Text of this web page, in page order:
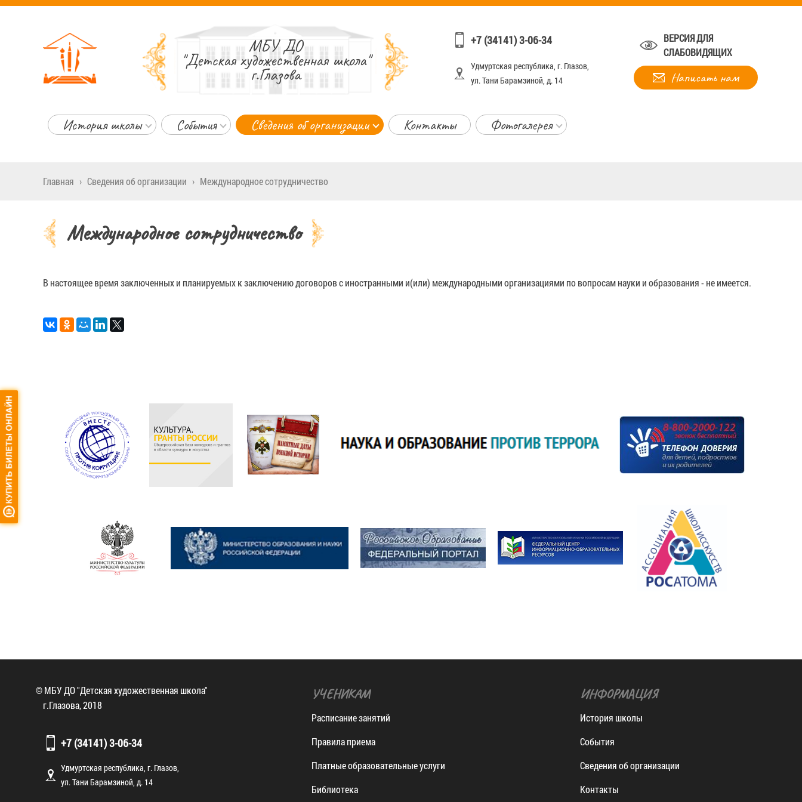
МБУ ДО
"Детская художественная школа"
г.Глазова
+7 (34141) 3-06-34
Удмуртская республика, г. Глазов,
ул. Тани Барамзиной, д. 14
ВЕРСИЯ ДЛЯ
СЛАБОВИДЯЩИХ
Написать нам
История школы События Сведения об организации Контакты Фотогалерея
Главная › Сведения об организации › Международное сотрудничество
Международное сотрудничество
В настоящее время заключенных и планируемых к заключению договоров с иностранными и(или) международными организациями по вопросам науки и образования - не имеется.
© МБУ ДО "Детская художественная школа"
г.Глазова, 2018
+7 (34141) 3-06-34
Удмуртская республика, г. Глазов,
ул. Тани Барамзиной, д. 14
УЧЕНИКАМ
Расписание занятий
Правила приема
Платные образовательные услуги
Библиотека
ИНФОРМАЦИЯ
История школы
События
Сведения об организации
Контакты